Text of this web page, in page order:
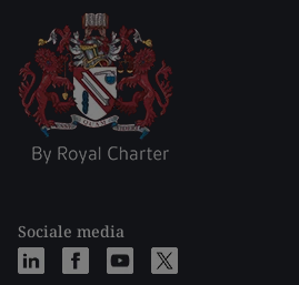
Sociale media